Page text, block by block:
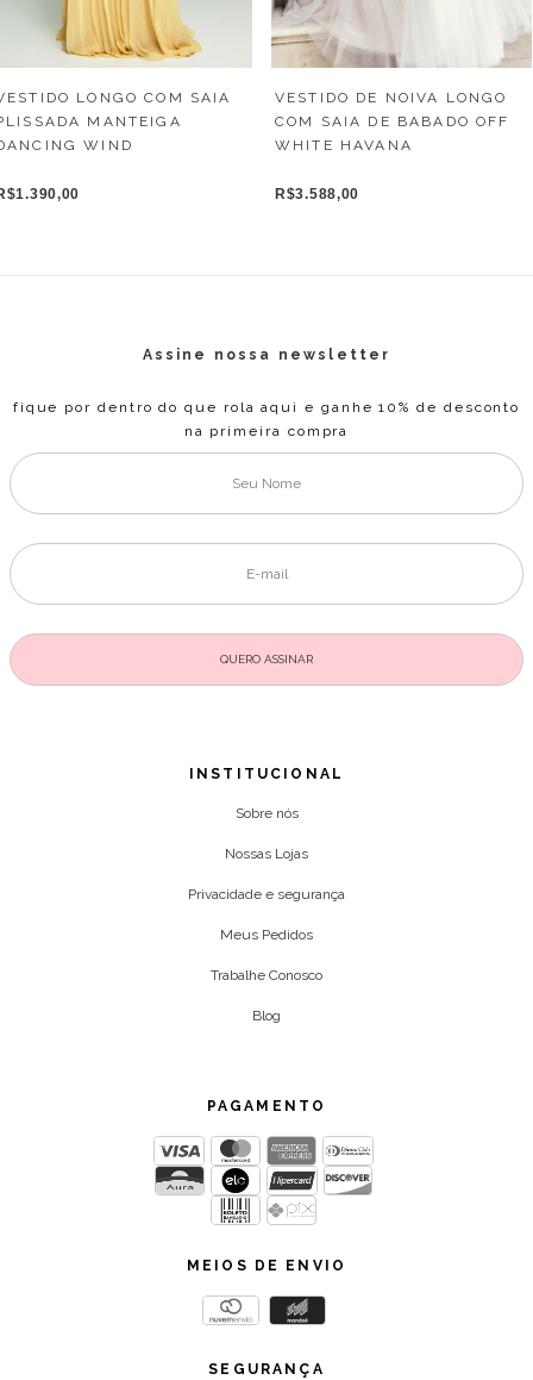
LONGO COM SAIA
MANTEIGA
WIND
VESTIDO DE NOIVA LONGO
COM SAIA DE BABADO OFF
WHITE HAVANA
R$3.588,00
Assine nossa newsletter
fique por dentro do que rola aqui e ganhe 10% de desconto
na primeira compra
INSTITUCIONAL
Sobre nós
Nossas Lojas
Privacidade e segurança
Meus Pedidos
Trabalhe Conosco
Blog
PAGAMENTO
MEIOS DE ENVIO
SEGURANÇA